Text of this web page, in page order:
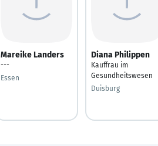
Mareike Landers
---
Essen
Diana Philippen
Kauffrau im
Gesundheitswesen
Duisburg